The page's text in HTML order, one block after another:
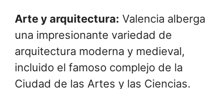
Arte y arquitectura: Valencia alberga
una impresionante variedad de
arquitectura moderna y medieval,
incluido el famoso complejo de la
Ciudad de las Artes y las Ciencias.